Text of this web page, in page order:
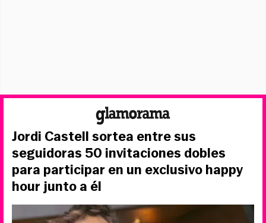
Jordi Castell sortea entre sus
seguidoras 50 invitaciones dobles
para participar en un exclusivo happy
hour junto a él